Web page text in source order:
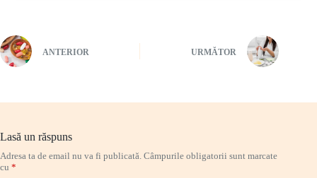
ANTERIOR URMĂTOR
Lasă un răspuns
Adresa ta de email nu va fi publicată. Câmpurile obligatorii sunt marcate
cu *